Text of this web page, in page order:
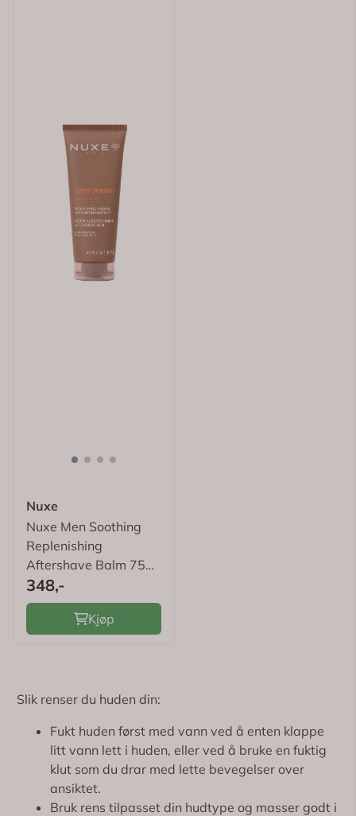
Nuxe
Nuxe Men Soothing
Replenishing
Aftershave Balm 75
ml
348,-
Kjøp
Slik renser du huden din:
Fukt huden først med vann ved å enten klappe
litt vann lett i huden, eller ved å bruke en fuktig
klut som du drar med lette bevegelser over
ansiktet.
Bruk rens tilpasset din hudtype og masser godt i